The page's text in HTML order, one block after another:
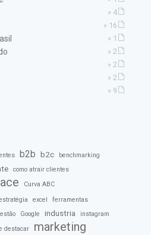
» 4
» 16
» 1
» 2
» 2
» 2
» 9
b2b b2c
benchmarking
como atrair clientes
Curva ABC
excel
ferramentas
Google industria
instagram
destacar marketing